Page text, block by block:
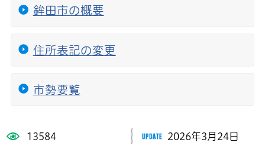
鉾田市の概要
住所表記の変更
市勢要覧
13584 2026年3月24日